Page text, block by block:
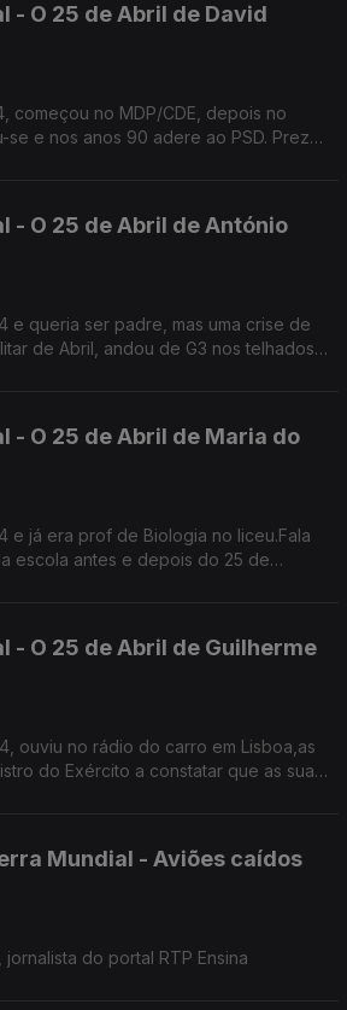
- O 25 de Abril de David
começou no MDP/CDE, depois no
se e nos anos 90 adere ao PSD. Preza
- O 25 de Abril de António
e queria ser padre, mas uma crise de
de Abril, andou de G3 nos telhados
- O 25 de Abril de Maria do
e já era prof de Biologia no liceu.Fala
escola antes e depois do 25 de
- O 25 de Abril de Guilherme
ouviu no rádio do carro em Lisboa,as
do Exército a constatar que as suas
Mundial - Aviões caídos
Com Carlos Guerreiro, jornalista do portal RTP Ensina